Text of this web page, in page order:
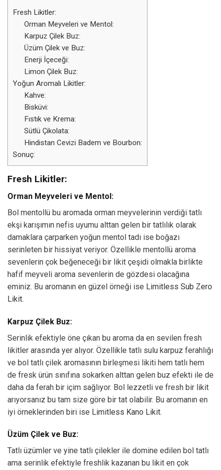
Fresh Likitler:
Orman Meyveleri ve Mentol:
Karpuz Çilek Buz:
Üzüm Çilek ve Buz:
Enerji İçeceği:
Limon Çilek Buz:
Yoğun Aromalı Likitler:
Kahve:
Bisküvi:
Fıstık ve Krema:
Sütlü Çikolata:
Hindistan Cevizi Badem ve Bourbon:
Sonuç:
Fresh Likitler:
Orman Meyveleri ve Mentol:
Bol mentollü bu aromada orman meyvelerinin verdiği tatlı
ekşi karışımın nefis uyumu alttan gelen bir tatlılık olarak
damaklara çarparken yoğun mentol tadı ise boğazı
serinleten bir hissiyat veriyor. Özellikle mentollü aroma
sevenlerin çok beğeneceği bir likit çeşidi olmakla birlikte
hafif meyveli aroma sevenlerin de gözdesi olacağına
eminiz. Bu aromanın en güzel örneği ise Limitless Sub Zero
Likit.
Karpuz Çilek Buz:
Serinlik efektiyle öne çıkan bu aroma da en sevilen fresh
likitler arasında yer alıyor. Özellikle tatlı sulu karpuz ferahlığı
ve bol tatlı çilek aromasının birleşmesi likiti hem tatlı hem
de fresk ürün sınıfına sokarken alttan gelen buz efekti ile de
daha da ferah bir içim sağlıyor. Bol lezzetli ve fresh bir likit
arıyorsanız bu tam size göre bir tat olabilir. Bu aromanın en
iyi örneklerinden biri ise Limitless Kano Likit.
Üzüm Çilek ve Buz:
Tatlı üzümler ve yine tatlı çilekler ile domine edilen bol tatlı
ama serinlik efektiyle freshlik kazanan bu likit en çok